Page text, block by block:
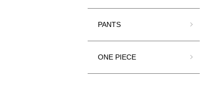
PANTS
ONE PIECE